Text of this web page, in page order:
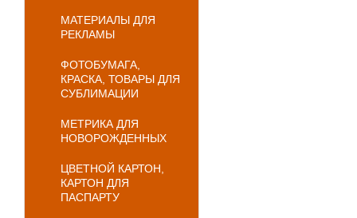
МАТЕРИАЛЫ ДЛЯ
РЕКЛАМЫ
ФОТОБУМАГА,
КРАСКА, ТОВАРЫ ДЛЯ
СУБЛИМАЦИИ
МЕТРИКА ДЛЯ
НОВОРОЖДЕННЫХ
ЦВЕТНОЙ КАРТОН,
КАРТОН ДЛЯ
ПАСПАРТУ